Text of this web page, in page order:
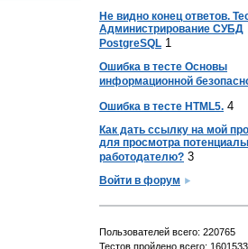
Не видно конец ответов.
Администрирование СУБД
PostgreSQL 1
Ошибка в тесте Основы
информационной
Ошибка в тесте HTML5. 4
Как дать ссылку на мой
для просмотра
работодателю? 3
Войти в форум
Пользователей всего: 220765
Тестов пройдено всего: 1601533